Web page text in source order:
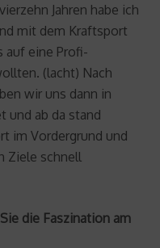
Jahren habe ich
mit dem Kraftsport
auf eine Profi-
(lacht) Nach
wir uns dann in
und ab da stand
im Vordergrund und
Ziele schnell
die Faszination am